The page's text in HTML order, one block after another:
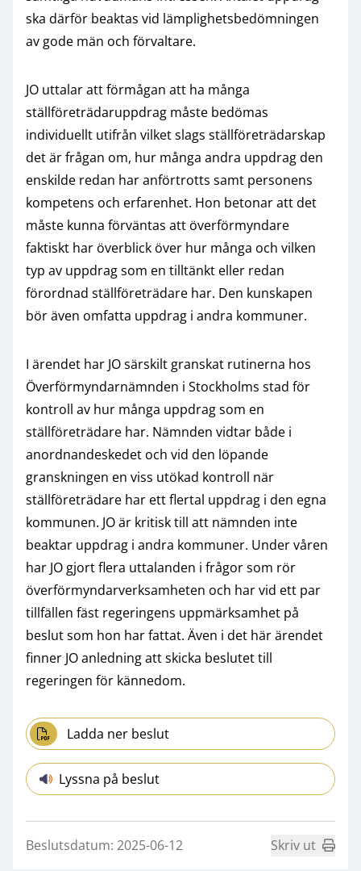
ska därför beaktas vid lämplighetsbedömningen
av gode män och förvaltare.
JO uttalar att förmågan att ha många
ställföreträdaruppdrag måste bedömas
individuellt utifrån vilket slags ställföreträdarskap
det är frågan om, hur många andra uppdrag den
enskilde redan har anförtrotts samt personens
kompetens och erfarenhet. Hon betonar att det
måste kunna förväntas att överförmyndare
faktiskt har överblick över hur många och vilken
typ av uppdrag som en tilltänkt eller redan
förordnad ställföreträdare har. Den kunskapen
bör även omfatta uppdrag i andra kommuner.
I ärendet har JO särskilt granskat rutinerna hos
Överförmyndarnämnden i Stockholms stad för
kontroll av hur många uppdrag som en
ställföreträdare har. Nämnden vidtar både i
anordnandeskedet och vid den löpande
granskningen en viss utökad kontroll när
ställföreträdare har ett flertal uppdrag i den egna
kommunen. JO är kritisk till att nämnden inte
beaktar uppdrag i andra kommuner. Under våren
har JO gjort flera uttalanden i frågor som rör
överförmyndarverksamheten och har vid ett par
tillfällen fäst regeringens uppmärksamhet på
beslut som hon har fattat. Även i det här ärendet
finner JO anledning att skicka beslutet till
regeringen för kännedom.
Ladda ner beslut
Lyssna på beslut
Beslutsdatum: 2025-06-12 Skriv ut